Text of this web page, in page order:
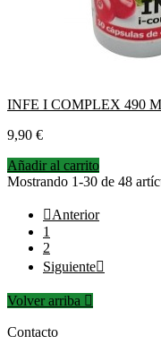
INFE I COMPLEX 490
Precio
9,90 €
Añadir al carrito
Mostrando 1-30 de 48
Anterior
1
2
Siguiente
Volver arriba 
Contacto